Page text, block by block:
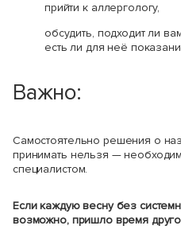
прийти к аллергологу,
обсудить, подходит ли
есть ли для неё
Важно:
Самостоятельно решения о
принимать нельзя —
специалистом.
Если каждую весну без
возможно, пришло время